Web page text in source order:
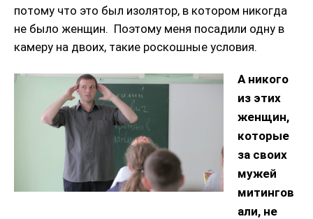
потому что это был изолятор, в котором никогда
не было женщин. Поэтому меня посадили одну в
камеру на двоих, такие роскошные условия.
А никого
из этих
женщин,
которые
за своих
мужей
митингов
али, не